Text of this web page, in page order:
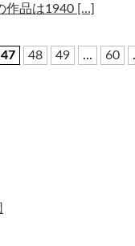
作品は1940 […]
47 48 49 ... 60